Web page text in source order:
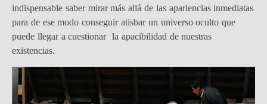
indispensable saber mirar más allá de las apariencias inmediatas
para de ese modo conseguir atisbar un universo oculto que
puede llegar a cuestionar la apacibilidad de nuestras
existencias.